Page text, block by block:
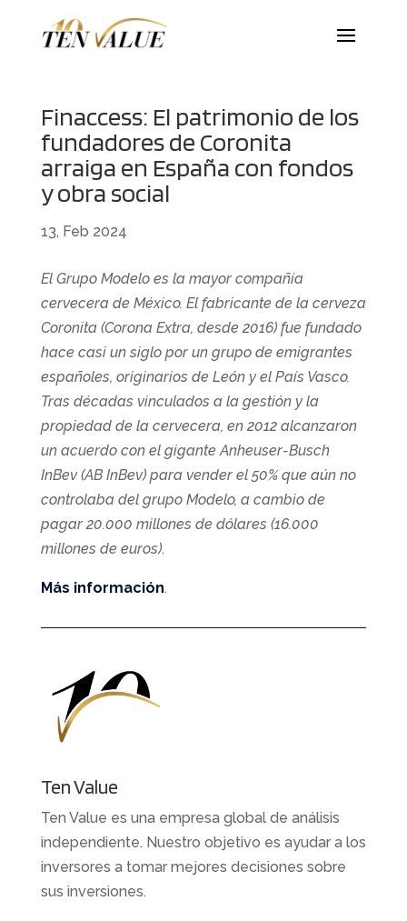
Finaccess: El patrimonio de los
fundadores de Coronita
arraiga en España con fondos
y obra social
13, Feb 2024
El Grupo Modelo es la mayor compañía
cervecera de México. El fabricante de la cerveza
Coronita (Corona Extra, desde 2016) fue fundado
hace casi un siglo por un grupo de emigrantes
españoles, originarios de León y el País Vasco.
Tras décadas vinculados a la gestión y la
propiedad de la cervecera, en 2012 alcanzaron
un acuerdo con el gigante Anheuser-Busch
InBev (AB InBev) para vender el 50% que aún no
controlaba del grupo Modelo, a cambio de
pagar 20.000 millones de dólares (16.000
millones de euros).
Más información.
Ten Value
Ten Value es una empresa global de análisis
independiente. Nuestro objetivo es ayudar a los
inversores a tomar mejores decisiones sobre
sus inversiones.